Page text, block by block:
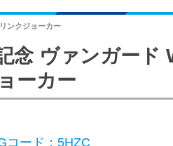
ンクジョーカー
念 ヴァンガード
ーカー
コード：5HZC